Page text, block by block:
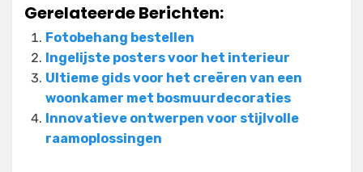
Gerelateerde Berichten:
Fotobehang bestellen
Ingelijste posters voor het interieur
Ultieme gids voor het creëren van een
woonkamer met bosmuurdecoraties
Innovatieve ontwerpen voor stijlvolle
raamoplossingen